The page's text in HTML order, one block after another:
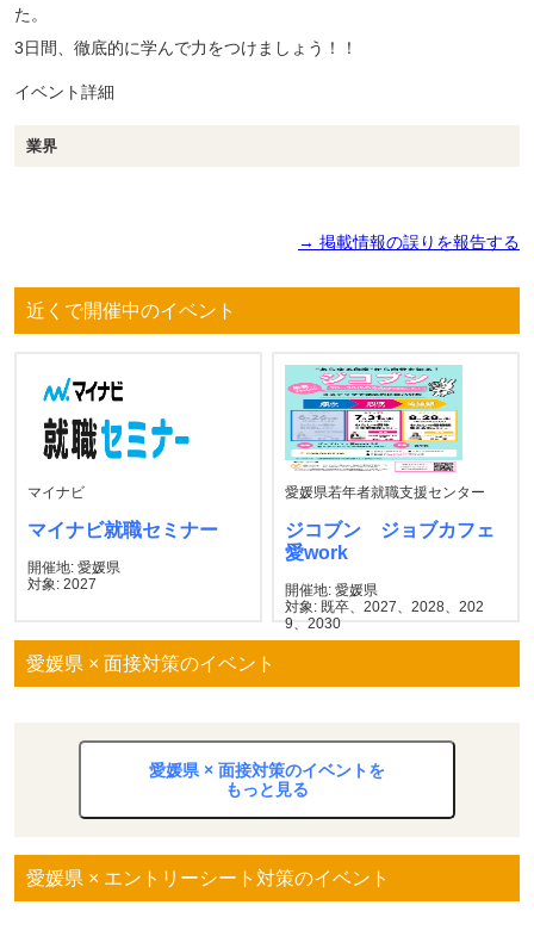
た。
3日間、徹底的に学んで力をつけましょう！！
イベント詳細
業界
→ 掲載情報の誤りを報告する
近くで開催中のイベント
マイナビ
マイナビ就職セミナー
開催地: 愛媛県
対象: 2027
愛媛県若年者就職支援センター
ジコブン ジョブカフェ
愛work
開催地: 愛媛県
対象: 既卒、2027、2028、202
9、2030
愛媛県 × 面接対策のイベント
愛媛県 × 面接対策のイベントを
もっと見る
愛媛県 × エントリーシート対策のイベント